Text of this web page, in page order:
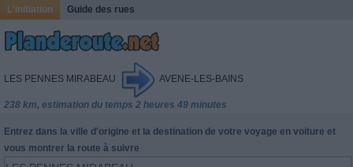
L'initiation Guide des rues
LES PENNES MIRABEAU AVENE-LES-BAINS
238 km, estimation du temps 2 heures 49 minutes
Entrez dans la ville d'origine et la destination de votre voyage en voiture et
vous montrer la route à suivre